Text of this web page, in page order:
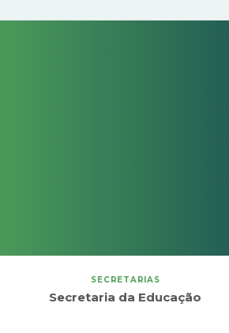
SECRETARIAS
Secretaria da Educação